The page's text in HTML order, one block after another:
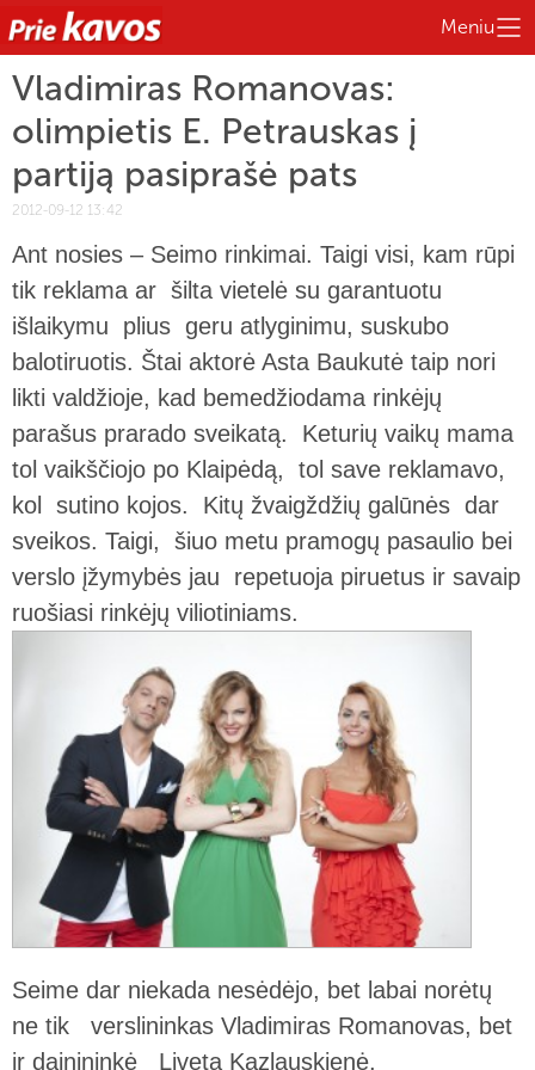
Meniu
Vladimiras Romanovas:
olimpietis E. Petrauskas į
partiją pasiprašė pats
2012-09-12 13:42
Ant nosies – Seimo rinkimai. Taigi visi, kam rūpi
tik reklama ar šilta vietelė su garantuotu
išlaikymu plius geru atlyginimu, suskubo
balotiruotis. Štai aktorė Asta Baukutė taip nori
likti valdžioje, kad bemedžiodama rinkėjų
parašus prarado sveikatą. Keturių vaikų mama
tol vaikščiojo po Klaipėdą, tol save reklamavo,
kol sutino kojos. Kitų žvaigždžių galūnės dar
sveikos. Taigi, šiuo metu pramogų pasaulio bei
verslo įžymybės jau repetuoja piruetus ir savaip
ruošiasi rinkėjų viliotiniams.
Seime dar niekada nesėdėjo, bet labai norėtų
ne tik verslininkas Vladimiras Romanovas, bet
ir dainininkė Liveta Kazlauskienė,